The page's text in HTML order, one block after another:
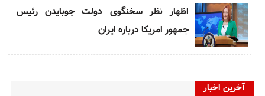
اظهار نظر سخنگوی دولت جوبایدن رئیس
جمهور امریکا درباره ایران
آخرین اخبار